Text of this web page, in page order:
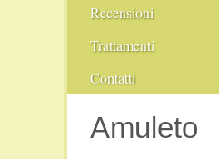
Film Consigliati
Scie chimiche
Il Vecchio Blog
Recensioni
Comunità
Conferenze
Fiere
Film e Video
Trattamenti
Pranoterapia
Contatti
Amuleto